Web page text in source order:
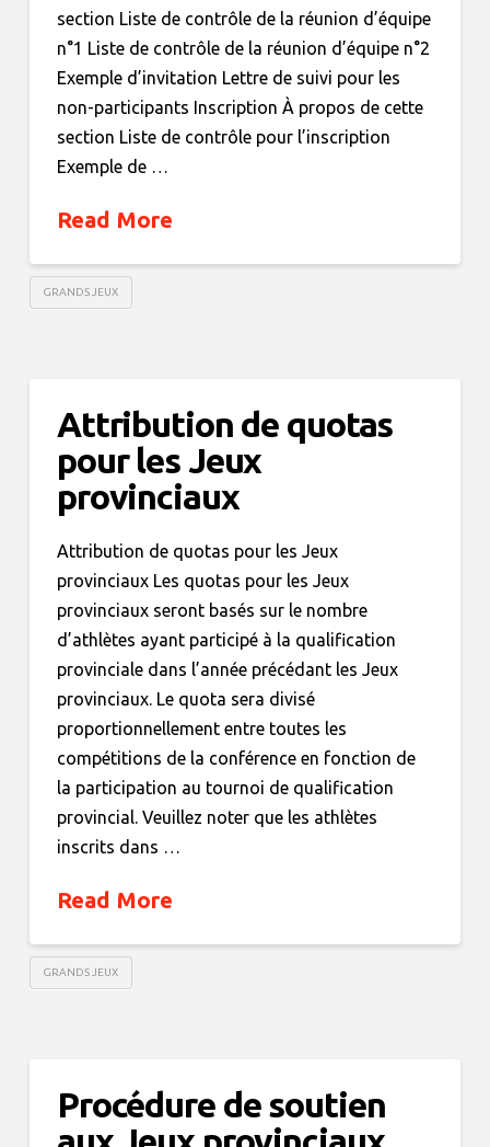
section Liste de contrôle de la réunion d’équipe
n°1 Liste de contrôle de la réunion d’équipe n°2
Exemple d’invitation Lettre de suivi pour les
non-participants Inscription À propos de cette
section Liste de contrôle pour l’inscription
Exemple de …
Read More
GRANDS JEUX
Attribution de quotas
pour les Jeux
provinciaux
Attribution de quotas pour les Jeux
provinciaux Les quotas pour les Jeux
provinciaux seront basés sur le nombre
d’athlètes ayant participé à la qualification
provinciale dans l’année précédant les Jeux
provinciaux. Le quota sera divisé
proportionnellement entre toutes les
compétitions de la conférence en fonction de
la participation au tournoi de qualification
provincial. Veuillez noter que les athlètes
inscrits dans …
Read More
GRANDS JEUX
Procédure de soutien